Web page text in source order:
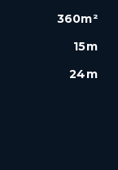
360m²
15m
24m